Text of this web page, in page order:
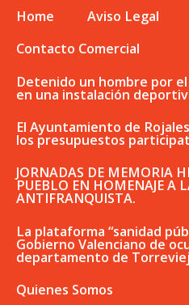
Home Aviso Legal
Contacto Comercial
Detenido un hombre por
en una instalación
El Ayuntamiento de
los presupuestos
JORNADAS DE MEMORIA
PUEBLO EN HOMENAJE A
ANTIFRANQUISTA.
La plataforma “sanidad
Gobierno Valenciano de
departamento de
Quienes Somos